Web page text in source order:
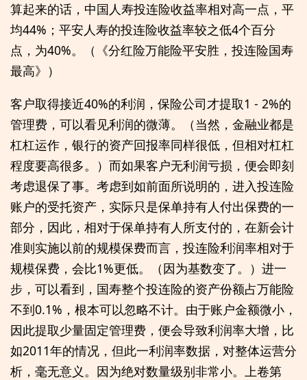
算起来的话，中国人寿投连险收益率相对高一点，平
均44%；平安人寿的投连险收益率较之低4个百分
点，为40%。（《分红险万能险平安胜，投连险国寿
最高》）
客户取得接近40%的利润，保险公司才提取1 - 2%的
管理费，可以看见利润的微薄。（当然，金融业都是
杠杠运作，银行的资产回报率同样很低，但相对杠杠
程度要高很多。）而如果客户无利润亏损，便会即刻
考虑退保了事。考虑到如前面所说明的，进入投连险
账户的受托资产，实际只是保单持有人付出保费的一
部分，因此，相对于保单持有人所支付的，在新会计
准则实施以前的规模保费而言，投连险利润率相对于
规模保费，会比1%更低。（因为基数变了。）进一
步，可以看到，国寿整个投连险的资产份额占万能险
不到0.1%，根本可以忽略不计。由于账户金额微小，
因此提取少量固定管理费，便会导致利润率大增，比
如2011年的情况，但此一利润率数据，对整体运营分
析，毫无意义。因为绝对数量级别非常小。上卷第